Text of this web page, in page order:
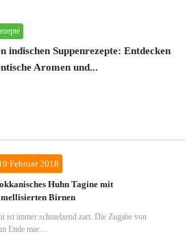
indischen Suppenrezepte: Entdecken
Aromen und...
Februar 2018
Huhn Tagine mit
Birnen
ist immer schmelzend zart. Die Zugabe von
Ende mac…